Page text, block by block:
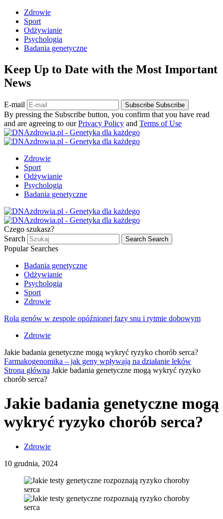
Zdrowie
Sport
Odżywianie
Psychologia
Badania genetyczne
Keep Up to Date with the Most Important
News
E-mail Subscribe Subscribe
By pressing the Subscribe button, you confirm that you have read
and are agreeing to ourPrivacy Policy and Terms of Use
Zdrowie
Sport
Odżywianie
Psychologia
Badania genetyczne
Czego szukasz?
Search
Search Search
Popular Searches
Badania genetyczne
Odżywianie
Psychologia
Sport
Zdrowie
Rola genów w zespole opóźnionej fazy snu i rytmie dobowym
Zdrowie
Jakie badania genetyczne mogą wykryć ryzyko chorób serca?
Farmakogenomika – jak geny wpływają na działanie leków
Strona główna Jakie badania genetyczne mogą wykryć ryzyko
chorób serca?
Jakie badania genetyczne mogą
wykryć ryzyko chorób serca?
Zdrowie
10 grudnia, 2024